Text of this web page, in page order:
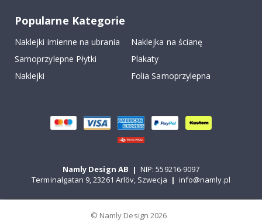
Popularne Kategorie
Naklejki imienne na ubrania
Naklejka na ścianę
Samoprzylepne Płytki
Plakaty
Naklejki
Folia Samoprzylepna
Namly Design AB | NIP: 559216-9097
Terminalgatan 9, 23261 Arlöv, Szwecja | info@namly.pl
© Namly Design 2026